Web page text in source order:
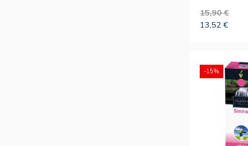
15,90 €
13,52 €
-15%